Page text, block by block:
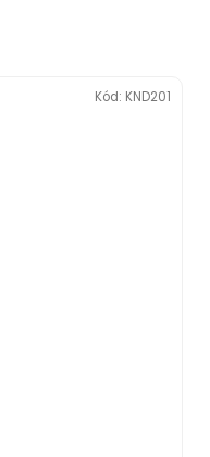
Kód: KND201